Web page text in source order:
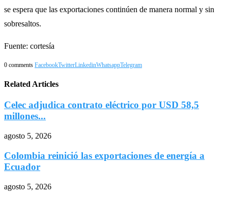
se espera que las exportaciones continúen de manera normal y sin
sobresaltos.
Fuente: cortesía
0 comments FacebookTwitterLinkedinWhatsappTelegram
Related Articles
Celec adjudica contrato eléctrico por USD 58,5
millones...
agosto 5, 2026
Colombia reinició las exportaciones de energía a
Ecuador
agosto 5, 2026